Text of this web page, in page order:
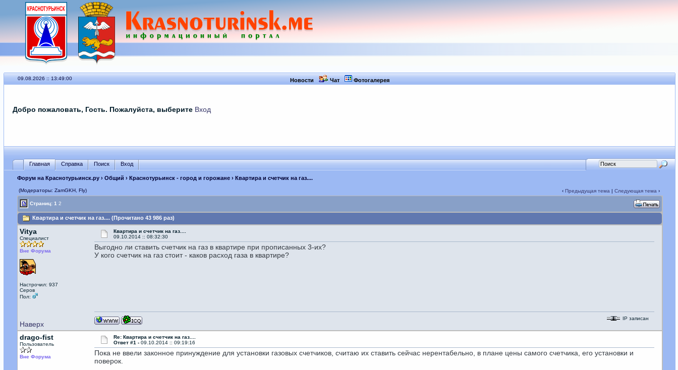
09.08.2026 :: 13:49:00 Новости Чат Фотогалерея
Добро пожаловать, Гость. Пожалуйста, выберите Вход
Главная Справка Поиск Вход
Форум на Краснотурьинск.ру› Общий › Краснотурьинск - город и горожане› Квартира и счетчик на газ....
(Модераторы: ZamGKH, Fly) ‹Предыдущая тема |Следующая тема ›
Страниц:1 2
Квартира и счетчик на газ.... (Прочитано 43 986 раз)
Vitya
Специалист
Вне Форума
Настрочил: 937
Серов
Пол:
Квартира и счетчик на газ....
09.10.2014 :: 08:32:30
Выгодно ли ставить счетчик на газ в квартире при прописанных 3-их?
У кого счетчик на газ стоит - каков расход газа в квартире?
Наверх
IP записан
drago-fist
Пользователь
Вне Форума
Re: Квартира и счетчик на газ....
Ответ #1 - 09.10.2014 :: 09:19:16
Пока не ввели законное принуждение для установки газовых счетчиков, считаю их ставить сейчас нерентабельно, в плане цены самого счетчика, его установки и
поверок.